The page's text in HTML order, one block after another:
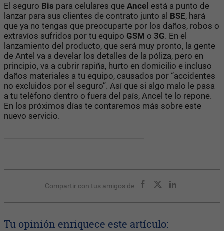
El seguro Bis para celulares que Ancel está a punto de
lanzar para sus clientes de contrato junto al BSE, hará
que ya no tengas que preocuparte por los daños, robos o
extravíos sufridos por tu equipo GSM o 3G. En el
lanzamiento del producto, que será muy pronto, la gente
de Antel va a develar los detalles de la póliza, pero en
principio, va a cubrir rapiña, hurto en domicilio e incluso
daños materiales a tu equipo, causados por “accidentes
no excluidos por el seguro”. Así que si algo malo le pasa
a tu teléfono dentro o fuera del país, Ancel te lo repone.
En los próximos días te contaremos más sobre este
nuevo servicio.
Compartir con tus amigos de
Tu opinión enriquece este artículo: